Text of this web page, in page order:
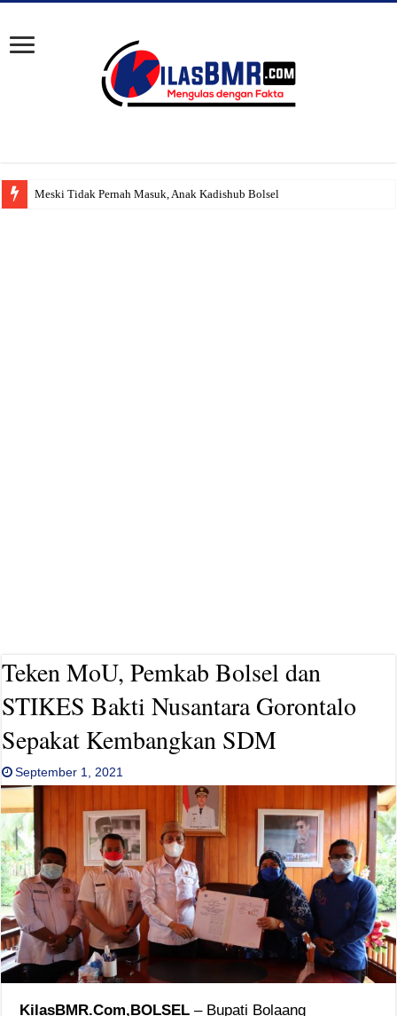
Meski Tidak Pernah Masuk, Anak Kadishub Bolsel ‘Diduga’ Teta
Teken MoU, Pemkab Bolsel dan
STIKES Bakti Nusantara Gorontalo
Sepakat Kembangkan SDM
September 1, 2021
KilasBMR.Com,BOLSEL – Bupati Bolaang